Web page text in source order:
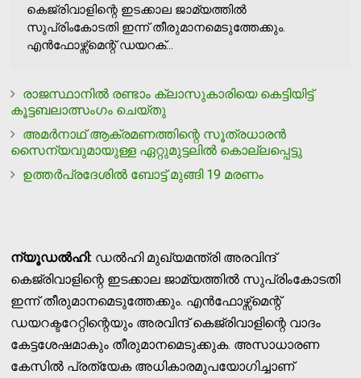
കെജ്രിവാളിന്റെ ഇടക്കാല ജാമ്യത്തില്‍
സുപ്രിംകോടതി ഇന്ന് തീരുമാനമെടുത്തേക്കും.
എന്‍ഫോഴ്സ്മെന്റ് ഡയറക്...
രാജസ്ഥാനില്‍ രണ്ടാം ക്ലാസുകാരിയെ കെട്ടിയിട്ട്
കൂട്ടബലാത്സംഗം ചെയ്തു
അമര്‍നാഥ് ആക്രമണത്തിന്റെ സൂത്രധാരന്‍
സൈന്യവുമായുള്ള ഏറ്റുമുട്ടലില്‍ കൊല്ലപ്പെട്ടു
ഉത്തര്‍പ്രദേശില്‍ ബോട്ട് മുങ്ങി 19 മരണം
ന്യൂഡല്‍ഹി: ഡല്‍ഹി മുഖ്യമന്ത്രി അരവിന്ദ്
കെജ്രിവാളിന്റെ ഇടക്കാല ജാമ്യത്തില്‍ സുപ്രിംകോടതി
ഇന്ന് തീരുമാനമെടുത്തേക്കും. എന്‍ഫോഴ്സ്മെന്റ്
ഡയറക്ടറേറ്റിന്റെയും അരവിന്ദ് കെജ്രിവാളിന്റെ വാദം
കേട്ടശേഷമാകും തീരുമാനമെടുക്കുക. അസാധാരണ
കേസില്‍ പ്രത്യേക അധികാരമുപയോഗിച്ചാണ്